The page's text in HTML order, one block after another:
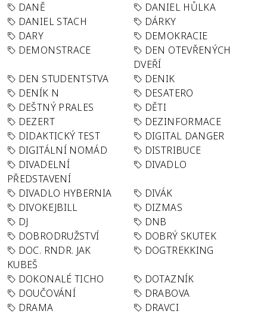
DANĚ
DANIEL HŮLKA
DANIEL STACH
DÁRKY
DARY
DEMOKRACIE
DEMONSTRACE
DEN OTEVŘENÝCH
DVEŘÍ
DEN STUDENTSTVA
DENIK
DENÍK N
DESATERO
DEŠTNÝ PRALES
DĚTI
DEZERT
DEZINFORMACE
DIDAKTICKÝ TEST
DIGITAL DANGER
DIGITÁLNÍ NOMÁD
DISTRIBUCE
DIVADELNÍ
PŘEDSTAVENÍ
DIVADLO
DIVADLO HYBERNIA
DIVÁK
DIVOKEJBILL
DIZMAS
DJ
DNB
DOBRODRUŽSTVÍ
DOBRÝ SKUTEK
DOC. RNDR. JAK
KUBEŠ
DOGTREKKING
DOKONALÉ TICHO
DOTAZNÍK
DOUČOVÁNÍ
DRABOVA
DRAMA
DRAVCI